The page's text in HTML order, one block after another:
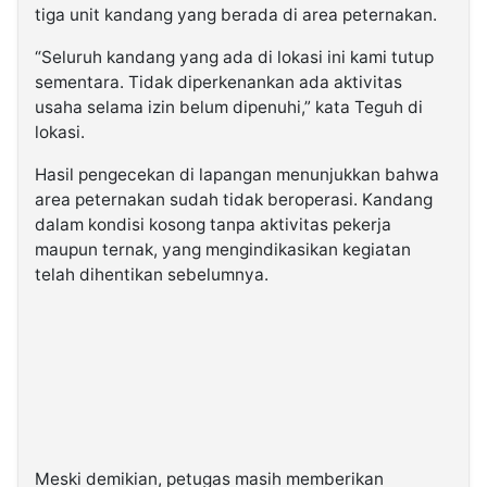
tiga unit kandang yang berada di area peternakan.
“Seluruh kandang yang ada di lokasi ini kami tutup
sementara. Tidak diperkenankan ada aktivitas
usaha selama izin belum dipenuhi,” kata Teguh di
lokasi.
Hasil pengecekan di lapangan menunjukkan bahwa
area peternakan sudah tidak beroperasi. Kandang
dalam kondisi kosong tanpa aktivitas pekerja
maupun ternak, yang mengindikasikan kegiatan
telah dihentikan sebelumnya.
Meski demikian, petugas masih memberikan